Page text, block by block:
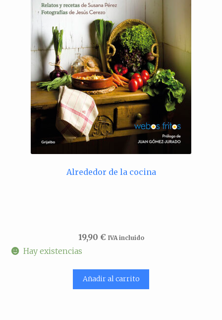
Alrededor de la cocina
19,90 € IVA incluido
Hay existencias
Añadir al carrito